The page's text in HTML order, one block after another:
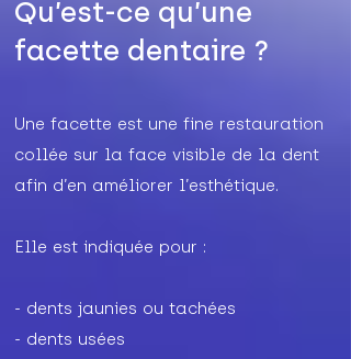
Qu’est-ce qu’une
facette dentaire ?
Une facette est une fine restauration
collée sur la face visible de la dent
afin d’en améliorer l’esthétique.
Elle est indiquée pour :
- dents jaunies ou tachées
- dents usées